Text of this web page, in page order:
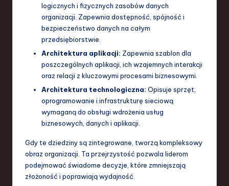
logicznych i fizycznych zasobów danych
organizacji. Zapewnia dostępność, spójność i
bezpieczeństwo danych na całym
przedsiębiorstwie.
Architektura aplikacji: Zapewnia szablon dla
poszczególnych aplikacji, ich wzajemnych interakcji
oraz relacji z kluczowymi procesami biznesowymi.
Architektura technologiczna: Opisuje sprzęt,
oprogramowanie i infrastrukturę sieciową
wymaganą do obsługi wdrożenia usług
biznesowych, danych i aplikacji.
Gdy te dziedziny są zintegrowane, tworzą kompleksowy
obraz organizacji. Ta przejrzystość pozwala liderom
podejmować świadome decyzje, które zmniejszają
złożoność i poprawiają wydajność.